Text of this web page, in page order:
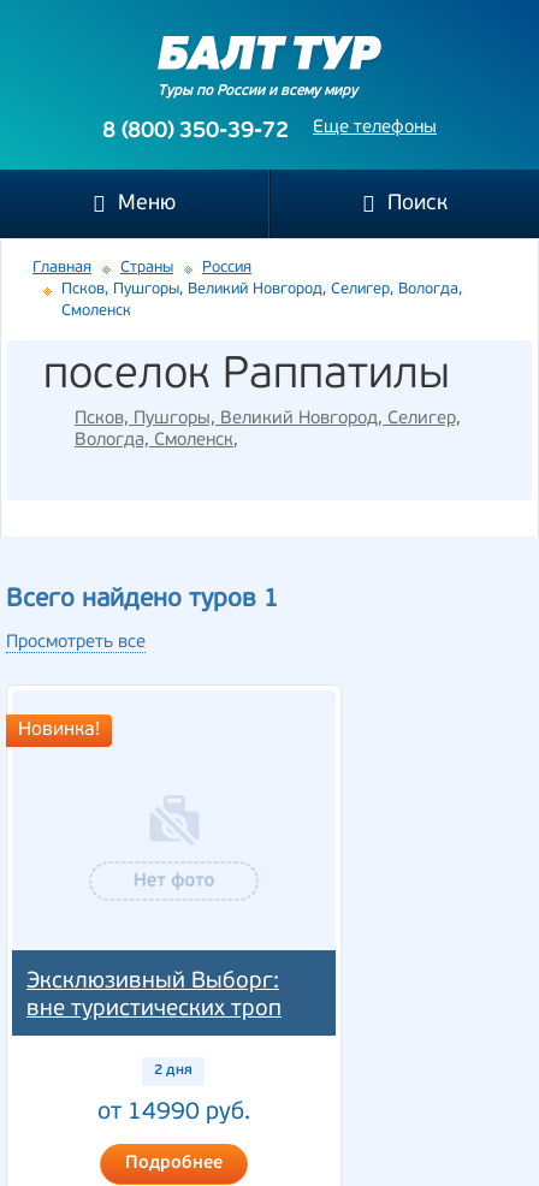
Туры по России и всему миру
Еще телефоны
8 (800) 350-39-72
Меню Поиск
Главная Страны
Россия
Псков, Пушгоры, Великий Новгород, Селигер, Вологда,
Смоленск
поселок Раппатилы
Псков, Пушгоры, Великий Новгород, Селигер,
Вологда, Смоленск,
Всего найдено туров 1
Просмотреть все
Эксклюзивный Выборг:
вне туристических троп
Новинка!
2 дня
от 14990 руб.
Подробнее